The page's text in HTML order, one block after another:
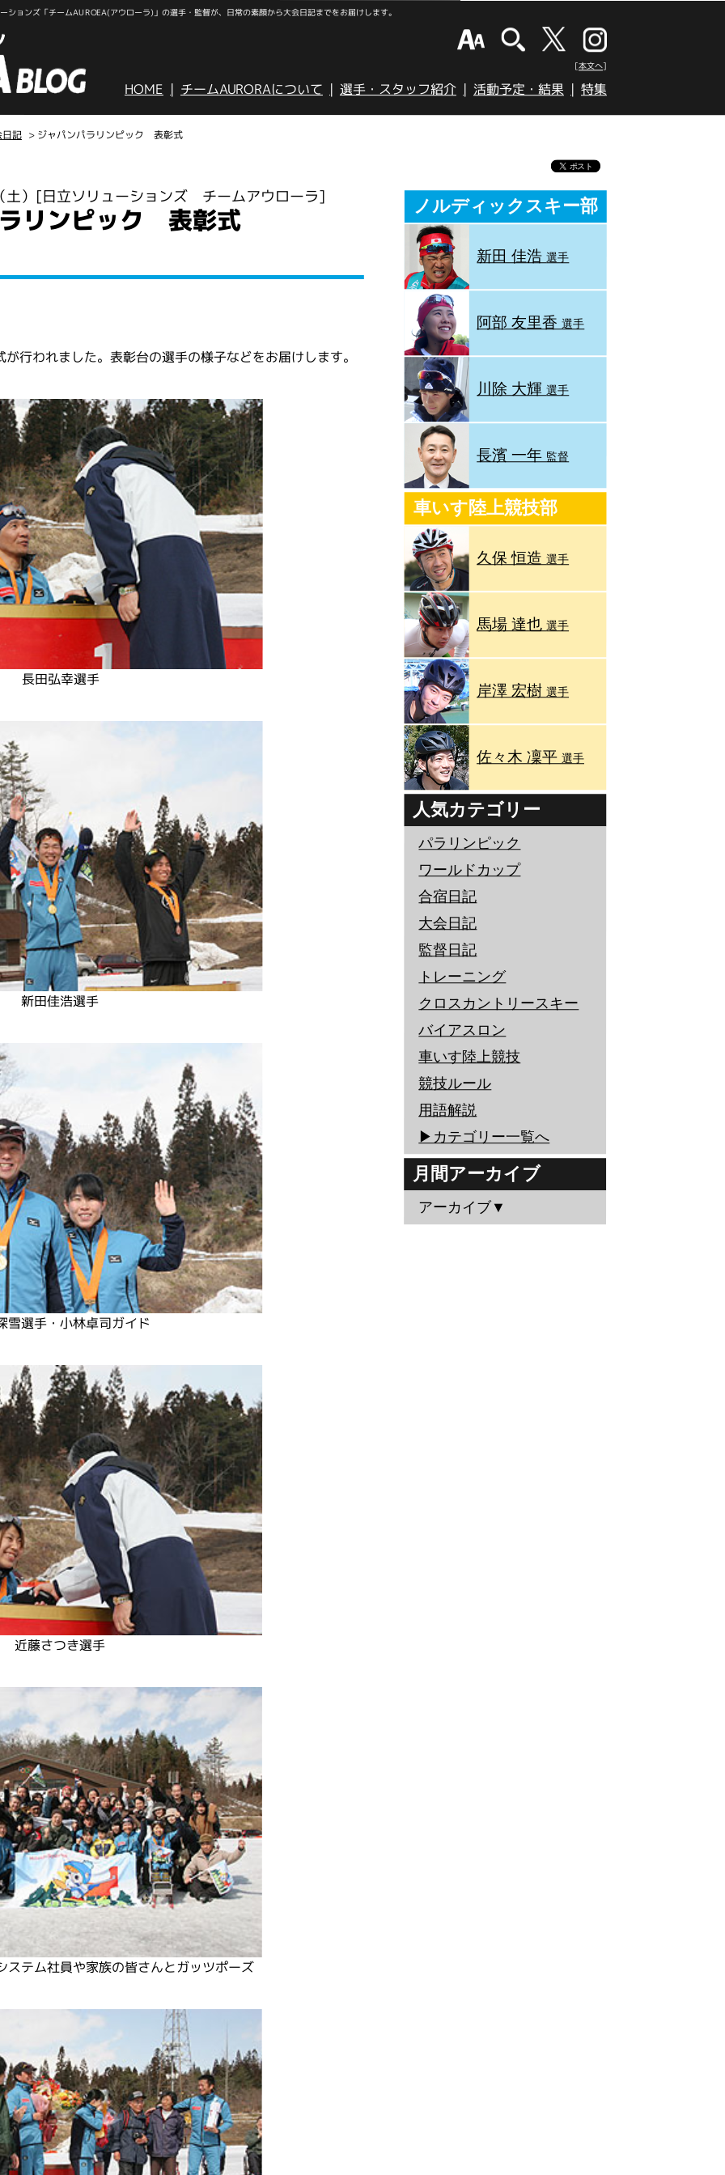
ョンズ「チームAUROEA(アウローラ)」の選手・監督が、日常の素顔から大会日記までをお届けします。
[本文へ]
HOME チームAURORAについて 選手・スタッフ紹介 活動予定・結果 特集
記 > ジャパンパラリンピック 表彰式
） [日立ソリューションズ チームアウローラ]
リンピック 表彰式
行われました。表彰台の選手の様子などをお届けします。
長田弘幸選手
新田佳浩選手
雪選手・小林卓司ガイド
近藤さつき選手
ステム社員や家族の皆さんとガッツポーズ
ノルディックスキー部
新田 佳浩選手
阿部 友里香選手
川除 大輝選手
長濱 一年 監督
車いす陸上競技部
久保 恒造選手
馬場 達也選手
岸澤 宏樹選手
佐々木 凜平選手
人気カテゴリー
パラリンピック
ワールドカップ
合宿日記
大会日記
監督日記
トレーニング
クロスカントリースキー
バイアスロン
車いす陸上競技
競技ルール
用語解説
▶︎カテゴリー一覧へ
月間アーカイブ
アーカイブ▼